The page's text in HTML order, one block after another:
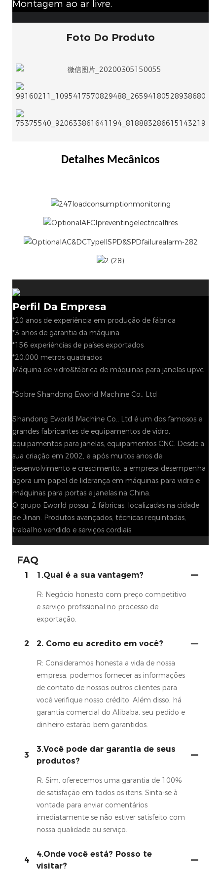
Montagem ao ar livre.
Foto Do Produto
Detalhes Mecânicos
Perfil Da Empresa
*20 anos de experiência em produção de fábrica
*3 anos de garantia da máquina
*156 experiências de países exportados
*20.000 metros quadrados
Máquina de vidro&fábrica de máquinas para janelas upvc
*Sobre Shandong Eworld Machine Co., Ltd
Shandong Eworld Machine Co., Ltd é um dos famosos e
grandes fabricantes de equipamentos de vidro,
equipamentos para janelas, equipamentos CNC. Desde a
sua criação em 2002, e após muitos anos de
desenvolvimento e crescimento, a empresa desempenha
agora um papel de liderança em máquinas para vidro e
máquinas para portas e janelas na China.
O grupo Eworld possui 2 fábricas, localizadas na cidade
de Jinan. Produtos avançados, técnicas requintadas,
trabalho vendido e serviços cordiais
FAQ
1 1.Qual é a sua vantagem?
R: Negócio honesto com preço competitivo
e serviço profissional no processo de
exportação.
2 2. Como eu acredito em você?
R: Consideramos honesta a vida de nossa
empresa, podemos fornecer as informações
de contato de nossos outros clientes para
você verifique nosso crédito. Além disso, há
garantia comercial do Alibaba, seu pedido e
dinheiro estarão bem garantidos.
3
3.Você pode dar garantia de seus
produtos?
R: Sim, oferecemos uma garantia de 100%
de satisfação em todos os itens. Sinta-se à
vontade para enviar comentários
imediatamente se não estiver satisfeito com
nossa qualidade ou serviço.
4
4.Onde você está? Posso te
visitar?